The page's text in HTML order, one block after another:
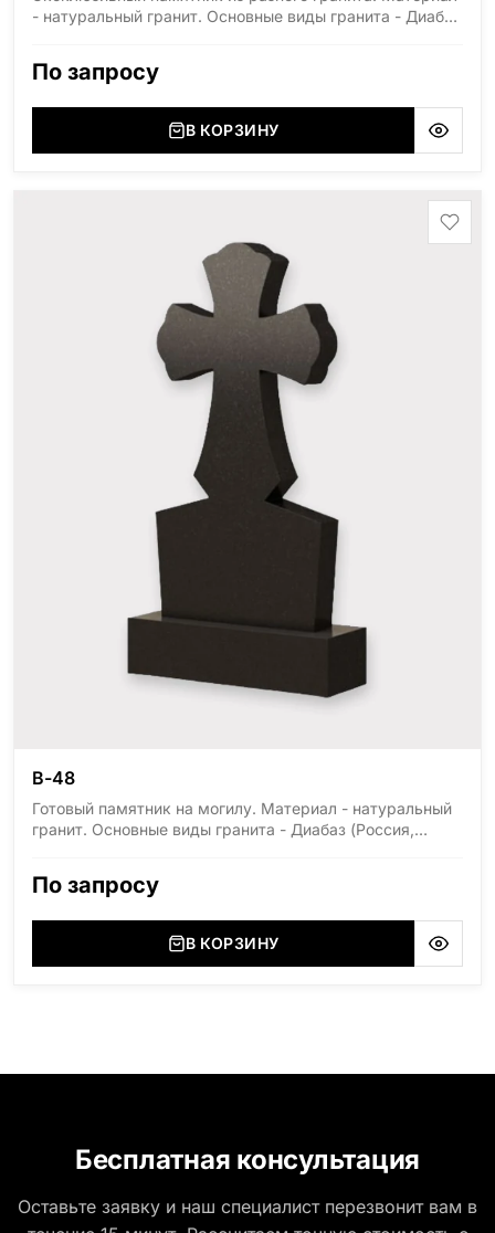
- натуральный гранит. Основные виды гранита - Диабаз
(Украина, Житомерская область), Лабродарит
(Украина, Житомерская область), Сюксюансаари
(Россия, Карелия), Амфиболит (Россия, Мурманская
По запросу
В КОРЗИНУ
В-48
Готовый памятник на могилу. Материал - натуральный
гранит. Основные виды гранита - Диабаз (Россия,
(Украина, Житомерская область), Лабродарит
(Украина, Житомерская область), Сюксюансаари
(Россия, Карелия), Амфиболит (Россия, Мурманская
По запросу
В КОРЗИНУ
Бесплатная консультация
Оставьте заявку и наш специалист перезвонит вам в